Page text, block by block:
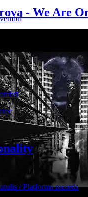
/ Platforma records
- We Are